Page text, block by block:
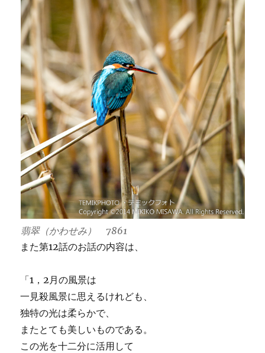
翡翠（かわせみ） 7861
また第12話のお話の内容は、
「1，2月の風景は
一見殺風景に思えるけれども、
独特の光は柔らかで、
またとても美しいものである。
この光を十二分に活用して